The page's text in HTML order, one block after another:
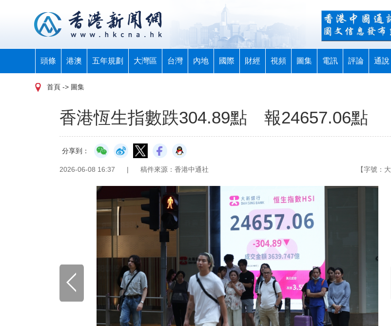
頭條 港澳 五年規劃 大灣區 台灣 內地 國際 財經 視頻 圖集 電訊 評論 通說
首頁 -> 圖集
香港恆生指數跌304.89點 報24657.06點
分享到：
2026-06-08 16:37 | 稿件來源：香港中通社 【字號： 大